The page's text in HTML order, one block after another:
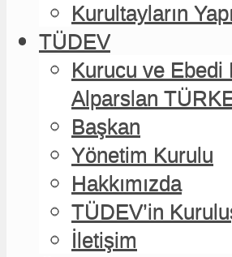
Kurultayların
TÜDEV
Kurucu ve Ebedi
Alparslan
Başkan
Yönetim Kurulu
Hakkımızda
TÜDEV’in
İletişim
Kurultayların
TÜDEV
Kurucu ve Ebedi
Alparslan
Başkan
Yönetim Kurulu
Hakkımızda
TÜDEV’in
İletişim